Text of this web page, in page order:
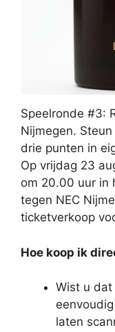
Speelronde #3:
Nijmegen.
drie punten in
Op vrijdag 23
om 20.00 uur in
tegen NEC
ticketverkoop
Hoe koop ik
Wist u dat
laten